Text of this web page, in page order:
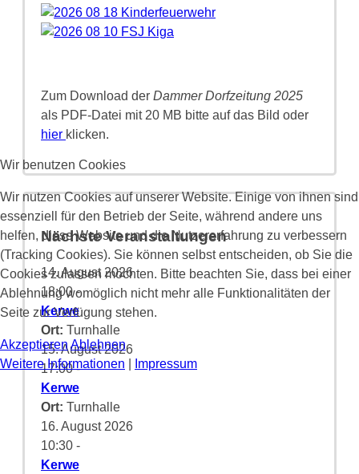
Zum Download der Dammer Dorfzeitung 2025
als PDF-Datei mit 20 MB bitte auf das Bild oder
hier klicken.
Nächste Veranstaltungen
14. August 2026
18:00-
Kerwe
Ort: Turnhalle
15. August 2026
17:00-
Kerwe
Ort: Turnhalle
16. August 2026
10:30 -
Kerwe
Wir benutzen Cookies
Wir nutzen Cookies auf unserer Website. Einige von ihnen sind
essenziell für den Betrieb der Seite, während andere uns
helfen, diese Website und die Nutzererfahrung zu verbessern
(Tracking Cookies). Sie können selbst entscheiden, ob Sie die
Cookies zulassen möchten. Bitte beachten Sie, dass bei einer
Ablehnung womöglich nicht mehr alle Funktionalitäten der
Seite zur Verfügung stehen.
Akzeptieren Ablehnen
Weitere Informationen
Impressum